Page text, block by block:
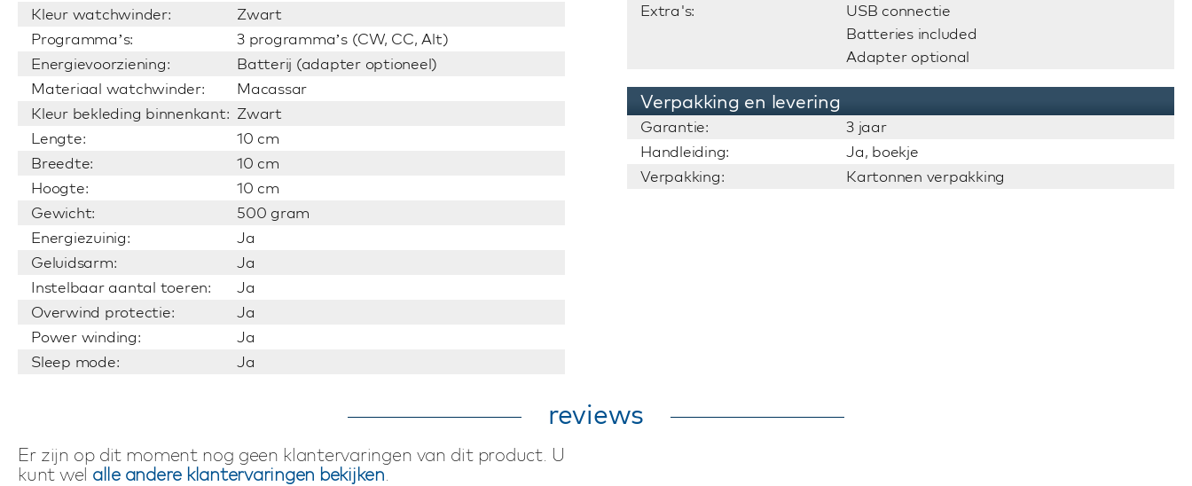
Kleur watchwinder:
Zwart
Programma’s:
3 programma’s (CW, CC, Alt)
Energievoorziening:
Batterij (adapter optioneel)
Materiaal watchwinder:
Macassar
Kleur bekleding binnenkant: Zwart
Lengte:
10 cm
Breedte:
10 cm
Hoogte:
10 cm
Gewicht:
500 gram
Energiezuinig:
Ja
Geluidsarm:
Ja
Instelbaar aantal toeren:
Ja
Overwind protectie:
Ja
Power winding:
Ja
Sleep mode:
Ja
Extra's:
USB connectie
Batteries included
Adapter optional
Verpakking en levering
Garantie:
3 jaar
Handleiding:
Ja, boekje
Verpakking:
Kartonnen verpakking
reviews
Er zijn op dit moment nog geen klantervaringen van dit product. U
kunt wel alle andere klantervaringen bekijken.